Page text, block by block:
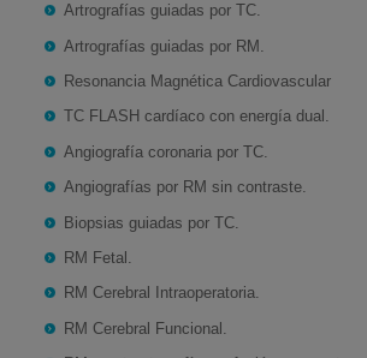
Artrografías guiadas por TC.
Artrografías guiadas por RM.
Resonancia Magnética Cardiovascular
TC FLASH cardíaco con energía dual.
Angiografía coronaria por TC.
Angiografías por RM sin contraste.
Biopsias guiadas por TC.
RM Fetal.
RM Cerebral Intraoperatoria.
RM Cerebral Funcional.